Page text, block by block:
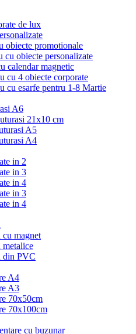
de lux
obiecte promotionale
cu obiecte personalizate
calendar magnetic
cu 4 obiecte corporate
cu esarfe pentru 1-8 Martie
A6
21x10 cm
A5
A4
in 2
in 3
in 4
in 3
in 4
magnet
din PVC
A4
A3
70x50cm
70x100cm
cu buzunar